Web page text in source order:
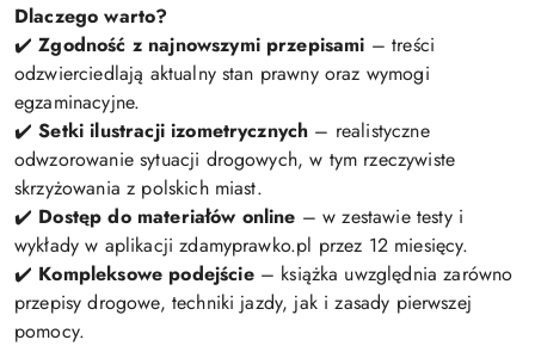
Dlaczego warto?
✔️Zgodność z najnowszymi przepisami – treści
odzwierciedlają aktualny stan prawny oraz wymogi
egzaminacyjne.
✔️Setki ilustracji izometrycznych – realistyczne
odwzorowanie sytuacji drogowych, w tym rzeczywiste
skrzyżowania z polskich miast.
✔️ Dostęp do materiałów online – w zestawie testy i
wykłady w aplikacji zdamyprawko.pl przez 12 miesięcy.
✔️ Kompleksowe podejście– książka uwzględnia zarówno
przepisy drogowe, techniki jazdy, jak i zasady pierwszej
pomocy.